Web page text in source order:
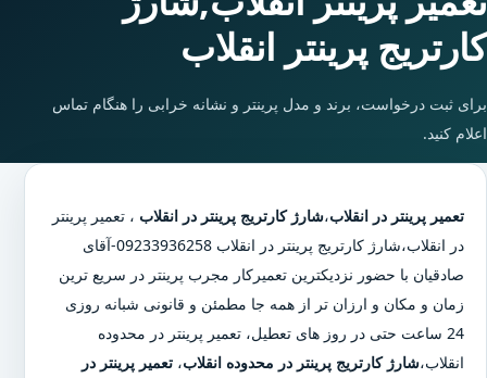
کارتریج پرینتر انقلاب
برای ثبت درخواست، برند و مدل پرینتر و نشانه خرابی را هنگام تماس
اعلام کنید.
تعمیر پرینتر در انقلاب،شارژ کارتریج پرینتر در انقلاب ، تعمیر پرینتر
در انقلاب،شارژ کارتریج پرینتر در انقلاب
09233936258-آقای
صادقیان با حضور نزدیکترین تعمیرکار مجرب پرینتر در سریع ترین
زمان و مکان و ارزان تر از همه جا مطمئن و قانونی شبانه روزی
24 ساعت حتی در روز های تعطیل، تعمیر پرینتر در محدوده
انقلاب،شارژ کارتریج پرینتر در محدوده انقلاب، تعمیر پرینتر در